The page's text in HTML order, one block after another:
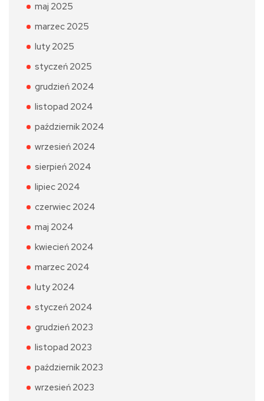
maj 2025
marzec 2025
luty 2025
styczeń 2025
grudzień 2024
listopad 2024
październik 2024
wrzesień 2024
sierpień 2024
lipiec 2024
czerwiec 2024
maj 2024
kwiecień 2024
marzec 2024
luty 2024
styczeń 2024
grudzień 2023
listopad 2023
październik 2023
wrzesień 2023